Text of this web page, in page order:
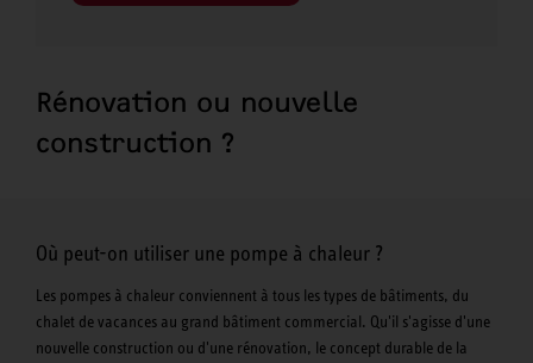
Rénovation ou nouvelle
construction ?
Où peut-on utiliser une pompe à chaleur ?
Les pompes à chaleur conviennent à tous les types de bâtiments, du
chalet de vacances au grand bâtiment commercial. Qu'il s'agisse d'une
nouvelle construction ou d'une rénovation, le concept durable de la